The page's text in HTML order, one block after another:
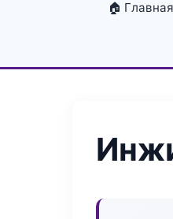
🏠 Главная